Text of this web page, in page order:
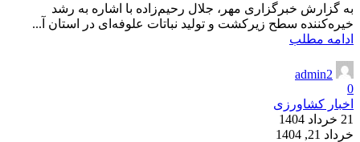
به گزارش خبرگزاری مهر، جلال رحیم‌زاده با اشاره به رشد
خیره‌کننده سطح زیرکشت و تولید نباتات علوفه‌ای در استان آ...
ادامه مطلب
admin2
0
اخبار کشاورزی
21 خرداد 1404
خرداد 21, 1404